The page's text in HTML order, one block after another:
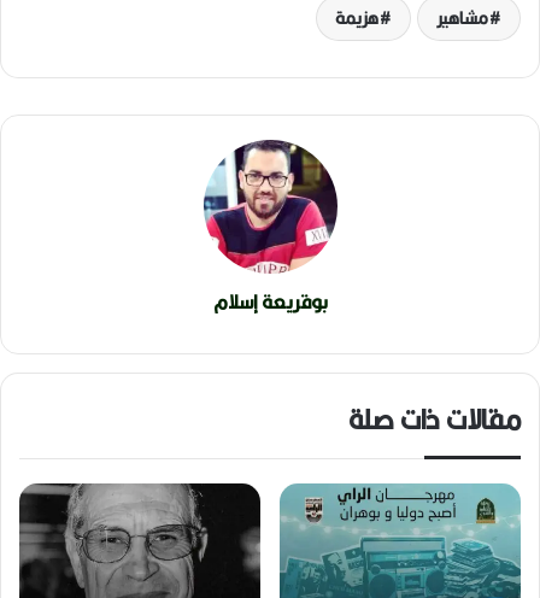
مشاهير
هزيمة
بوقريعة إسلام
مقالات ذات صلة